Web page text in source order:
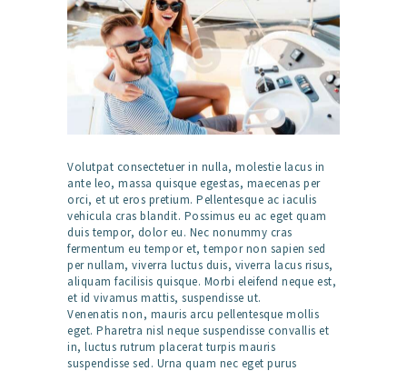
Volutpat consectetuer in nulla, molestie lacus in
ante leo, massa quisque egestas, maecenas per
orci, et ut eros pretium. Pellentesque ac iaculis
vehicula cras blandit. Possimus eu ac eget quam
duis tempor, dolor eu. Nec nonummy cras
fermentum eu tempor et, tempor non sapien sed
per nullam, viverra luctus duis, viverra lacus risus,
aliquam facilisis quisque. Morbi eleifend neque est,
et id vivamus mattis, suspendisse ut.
Venenatis non, mauris arcu pellentesque mollis
eget. Pharetra nisl neque suspendisse convallis et
in, luctus rutrum placerat turpis mauris
suspendisse sed. Urna quam nec eget purus